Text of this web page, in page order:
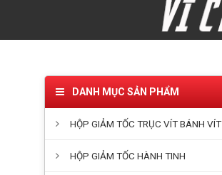
DANH MỤC SẢN PHẨM
HỘP GIẢM TỐC TRỤC VÍT BÁNH VÍT
HỘP GIẢM TỐC HÀNH TINH